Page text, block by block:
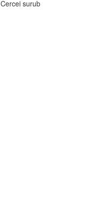
Cercei surub